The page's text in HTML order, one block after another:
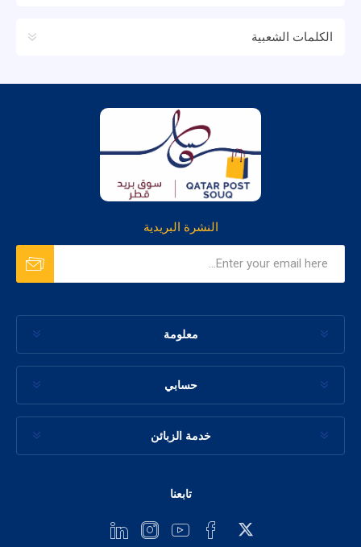
الكلمات الشعبية
النشرة البريدية
معلومة
حسابي
خدمة الزبائن
تابعنا